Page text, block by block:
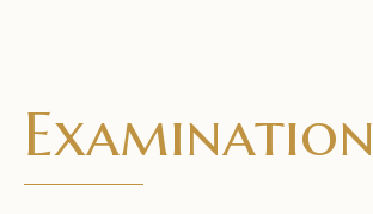
Examination